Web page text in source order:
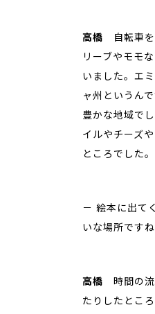
高橋 自転車を
リーブやモモ
いました。エ
ャ州というん
豊かな地域で
イルやチーズ
ところでした。
－ 絵本に出て
いな場所ですね
高橋 時間の流
たりしたとこ